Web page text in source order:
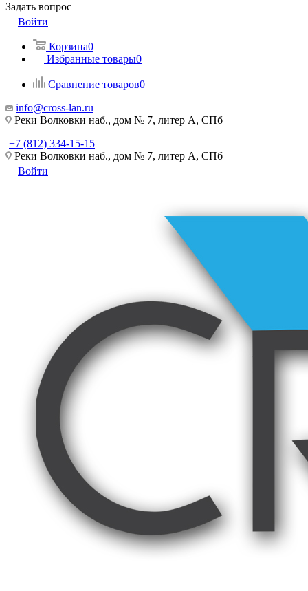
Задать вопрос
Войти
Корзина0
Избранные товары0
Сравнение товаров0
info@cross-lan.ru
Реки Волковки наб., дом № 7, литер А, СПб
+7 (812) 334-15-15
Реки Волковки наб., дом № 7, литер А, СПб
Войти